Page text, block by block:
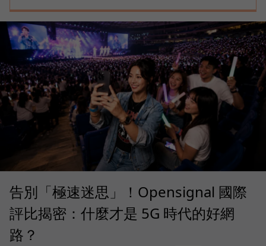
告別「極速迷思」！Opensignal 國際
評比揭密：什麼才是 5G 時代的好網
路？